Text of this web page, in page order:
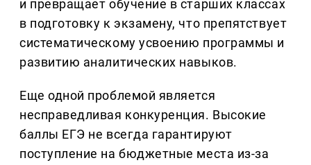
и превращает обучение в старших классах
в подготовку к экзамену, что препятствует
систематическому усвоению программы и
развитию аналитических навыков.
Еще одной проблемой является
несправедливая конкуренция. Высокие
баллы ЕГЭ не всегда гарантируют
поступление на бюджетные места из-за